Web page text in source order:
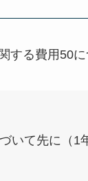
する費用50に
いて先に （